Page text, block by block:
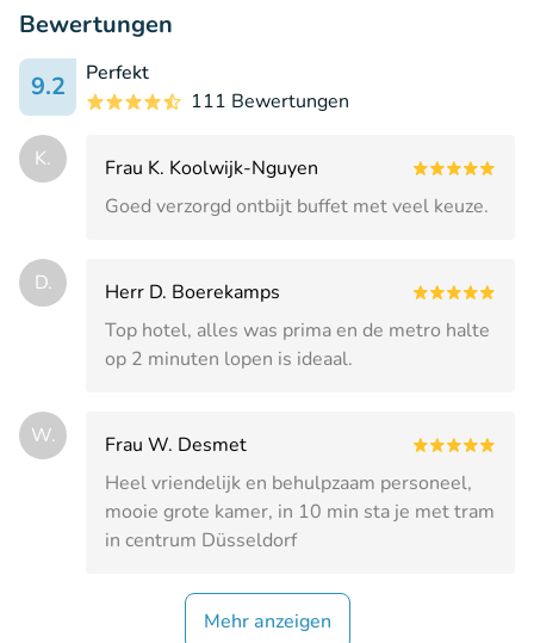
Bewertungen
9.2
Perfekt
111 Bewertungen
K.
Frau K. Koolwijk-Nguyen
Goed verzorgd ontbijt buffet met veel keuze.
D.
Herr D. Boerekamps
Top hotel, alles was prima en de metro halte
op 2 minuten lopen is ideaal.
W.
Frau W. Desmet
Heel vriendelijk en behulpzaam personeel,
mooie grote kamer, in 10 min sta je met tram
in centrum Düsseldorf
Mehr anzeigen